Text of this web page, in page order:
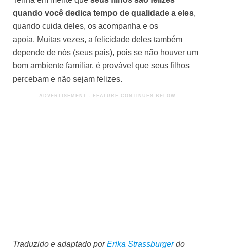
quando você dedica tempo de qualidade a eles,
quando cuida deles, os acompanha e os
apoia. Muitas vezes, a felicidade deles também
depende de nós (seus pais), pois se não houver um
bom ambiente familiar, é provável que seus filhos
percebam e não sejam felizes.
Traduzido e adaptado por Erika Strassburger do